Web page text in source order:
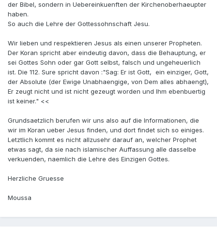
der Bibel, sondern in Uebereinkuenften der Kirchenoberhaeupter
haben.
So auch die Lehre der Gottessohnschaft Jesu.
Wir lieben und respektieren Jesus als einen unserer Propheten.
Der Koran spricht aber eindeutig davon, dass die Behauptung, er
sei Gottes Sohn oder gar Gott selbst, falsch und ungeheuerlich
ist. Die 112. Sure spricht davon :"Sag: Er ist Gott, ein einziger, Gott,
der Absolute (der Ewige Unabhaengige, von Dem alles abhaengt),
Er zeugt nicht und ist nicht gezeugt worden und Ihm ebenbuertig
ist keiner." <<
Grundsaetzlich berufen wir uns also auf die Informationen, die
wir im Koran ueber Jesus finden, und dort findet sich so einiges.
Letztlich kommt es nicht allzusehr darauf an, welcher Prophet
etwas sagt, da sie nach islamischer Auffassung alle dasselbe
verkuenden, naemlich die Lehre des Einzigen Gottes.
Herzliche Gruesse
Moussa